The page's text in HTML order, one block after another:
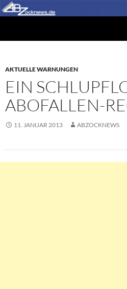
Zum
Inhalt
AKTUELLE WARNUNGEN
EIN
ABOFALLEN-
11. JANUAR 2013 ABZOCKNEWS